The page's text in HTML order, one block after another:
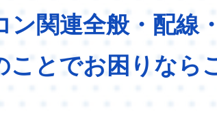
ン関連全般・配線
ことでお困りなら